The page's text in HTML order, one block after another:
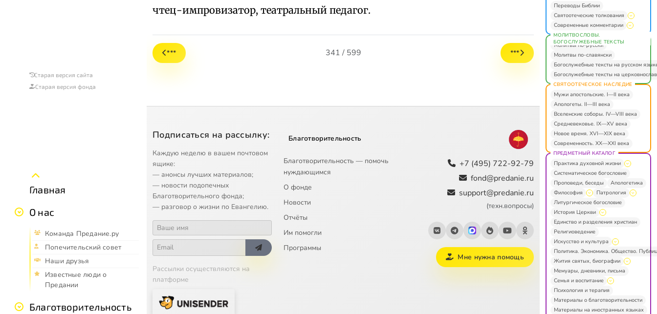
Старая версия сайта
Старая версия фонда
Главная
О нас
Команда Предание.ру
Попечительский совет
Наши друзья
Известные люди о
Предании
Благотворительность
чтец-импровизатор, театральный педагог.
*** 341 / 599 ***
Подписаться на рассылку:
Каждую неделю в вашем почтовом
ящике:
— анонсы лучших материалов;
— новости подопечных
Благотворительного фонда;
— разговор о жизни по Евангелию.
Рассылки осуществляются на
платформе
Благотворительность
Благотворительность — помочь
нуждающимся
О фонде
Новости
Отчёты
Им помогли
Программы
+7 (495) 722-92-79
fond@predanie.ru
support@predanie.ru
(техн.вопросы)
Мне нужна помощь
Переводы Библии
Святоотеческие толкования
Современные комментарии
МОЛИТВОСЛОВЫ.
БОГОСЛУЖЕБНЫЕ ТЕКСТЫ
Молитвы по-русски
Молитвы по-славянски
Богослужебные тексты на русском
Богослужебные тексты на
СВЯТООТЕЧЕСКОЕ НАСЛЕДИЕ
Мужи апостольские. I—II века
Апологеты. II—III века
Вселенские соборы. IV—VIII века
Средневековье. IX—XV века
Новое время. XVI—XIX века
Современность. XX—XXI века
ПРЕДМЕТНЫЙ КАТАЛОГ
Практика духовной жизни
Систематическое богословие
Проповеди, беседы
Апологетика
Философия
Патрология
Литургическое богословие
История Церкви
Единство и разделения христиан
Религиоведение
Искусство и культура
Политика. Экономика. Общество.
Жития святых, биографии
Мемуары, дневники, письма
Семья и воспитание
Психология и терапия
Материалы о благотворительности
Материалы на иностранных языках